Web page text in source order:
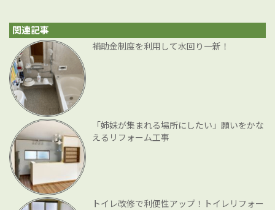
関連記事
補助金制度を利用して水回り一新！
「姉妹が集まれる場所にしたい」願いをかな
えるリフォーム工事
トイレ改修で利便性アップ！トイレリフォー